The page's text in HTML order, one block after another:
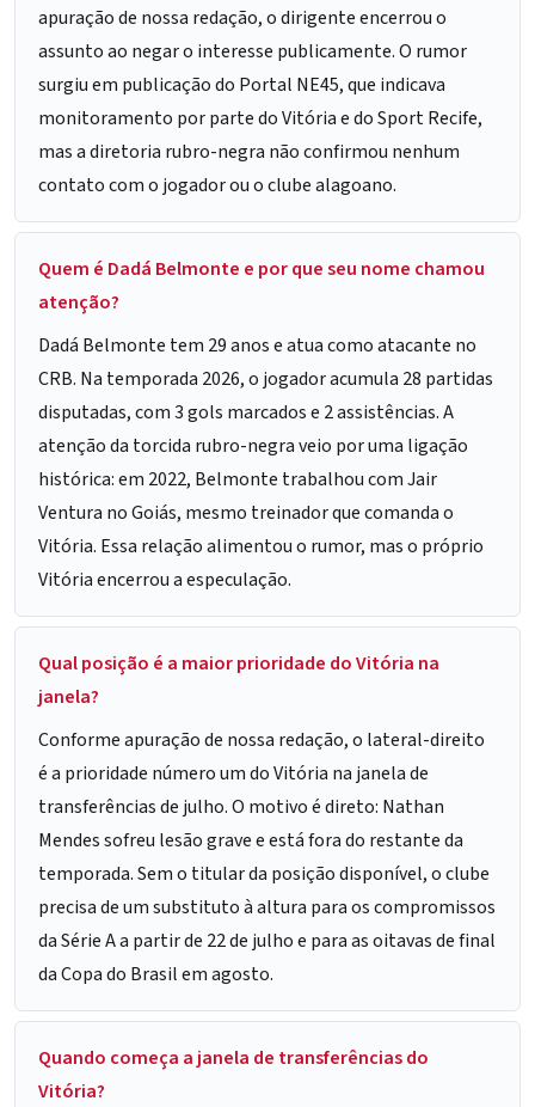
apuração de nossa redação, o dirigente encerrou o
assunto ao negar o interesse publicamente. O rumor
surgiu em publicação do Portal NE45, que indicava
monitoramento por parte do Vitória e do Sport Recife,
mas a diretoria rubro-negra não confirmou nenhum
contato com o jogador ou o clube alagoano.
Quem é Dadá Belmonte e por que seu nome chamou
atenção?
Dadá Belmonte tem 29 anos e atua como atacante no
CRB. Na temporada 2026, o jogador acumula 28 partidas
disputadas, com 3 gols marcados e 2 assistências. A
atenção da torcida rubro-negra veio por uma ligação
histórica: em 2022, Belmonte trabalhou com Jair
Ventura no Goiás, mesmo treinador que comanda o
Vitória. Essa relação alimentou o rumor, mas o próprio
Vitória encerrou a especulação.
Qual posição é a maior prioridade do Vitória na
janela?
Conforme apuração de nossa redação, o lateral-direito
é a prioridade número um do Vitória na janela de
transferências de julho. O motivo é direto: Nathan
Mendes sofreu lesão grave e está fora do restante da
temporada. Sem o titular da posição disponível, o clube
precisa de um substituto à altura para os compromissos
da Série A a partir de 22 de julho e para as oitavas de final
da Copa do Brasil em agosto.
Quando começa a janela de transferências do
Vitória?